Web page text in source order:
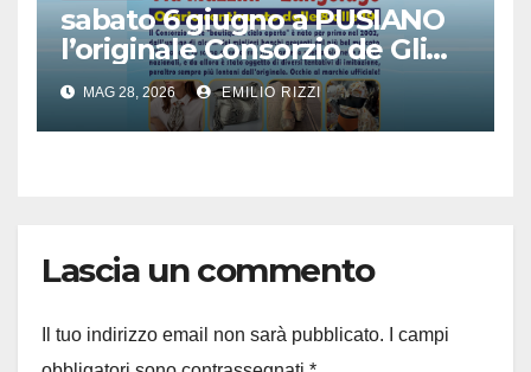
sabato 6 giugno a PUSIANO
l’originale Consorzio de Gli
Ambulanti di Forte dei
Marmi®
MAG 28, 2026 EMILIO RIZZI
Lascia un commento
Il tuo indirizzo email non sarà pubblicato.
I campi